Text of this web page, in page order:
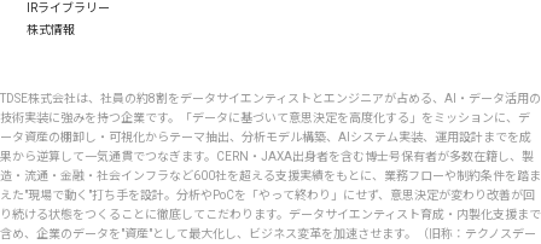
IRライブラリー
株式情報
TDSE株式会社は、社員の約8割をデータサイエンティストとエンジニアが占める、AI・データ活用の
技術実装に強みを持つ企業です。「データに基づいて意思決定を高度化する」をミッションに、デ
ータ資産の棚卸し・可視化からテーマ抽出、分析モデル構築、AIシステム実装、運用設計までを成
果から逆算して一気通貫でつなぎます。CERN・JAXA出身者を含む博士号保有者が多数在籍し、製
造・流通・金融・社会インフラなど600社を超える支援実績をもとに、業務フローや制約条件を踏ま
えた"現場で動く"打ち手を設計。分析やPoCを「やって終わり」にせず、意思決定が変わり改善が回
り続ける状態をつくることに徹底してこだわります。データサイエンティスト育成・内製化支援まで
含め、企業のデータを"資産"として最大化し、ビジネス変革を加速させます。（旧称：テクノスデー